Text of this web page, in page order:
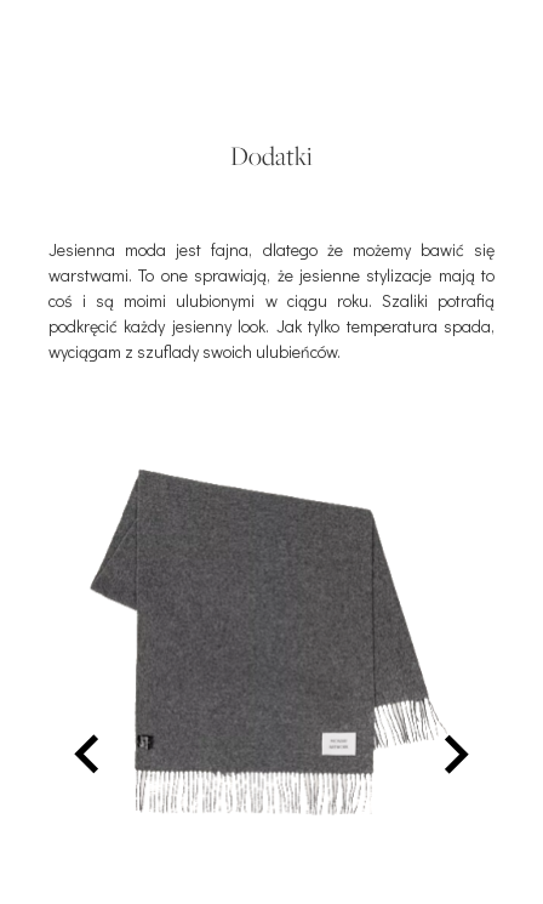
Dodatki
Jesienna moda jest fajna, dlatego że możemy bawić się
warstwami. To one sprawiają, że jesienne stylizacje mają to
coś i są moimi ulubionymi w ciągu roku. Szaliki potrafią
podkręcić każdy jesienny look. Jak tylko temperatura spada,
wyciągam z szuflady swoich ulubieńców.